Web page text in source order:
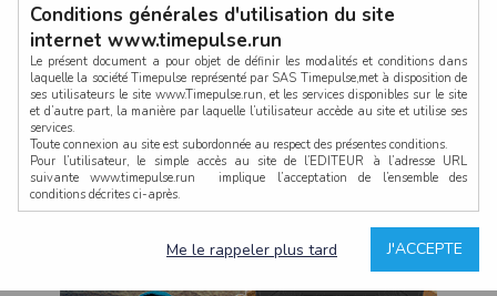
CONNEXION
Conditions générales d'utilisation du site
internet www.timepulse.run
Le présent document a pour objet de définir les modalités et conditions dans
laquelle la société Timepulse représenté par SAS Timepulse,met à disposition de
ses utilisateurs le site www.Timepulse.run, et les services disponibles sur le site
et d’autre part, la manière par laquelle l’utilisateur accède au site et utilise ses
services.
Toute connexion au site est subordonnée au respect des présentes conditions.
Pour l’utilisateur, le simple accès au site de l’EDITEUR à l’adresse URL
suivante www.timepulse.run implique l’acceptation de l’ensemble des
conditions décrites ci-après.
La structure générale du site www.timepulse.run, par quelque procédé que ce
soit, sans l'autorisation préalable et par écrit de Fourcherot Mickael et/ou de ses
J'ACCEPTE
Me le rappeler plus tard